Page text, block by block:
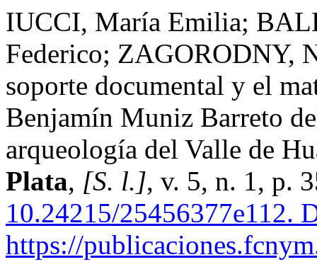
IUCCI, María Emilia;
Federico; ZAGORODNY,
soporte documental y el
Benjamín Muniz Barreto
arqueología del Valle de
Plata, [S. l.], v. 5, n. 1, p.
10.24215/25456377e112.
https://